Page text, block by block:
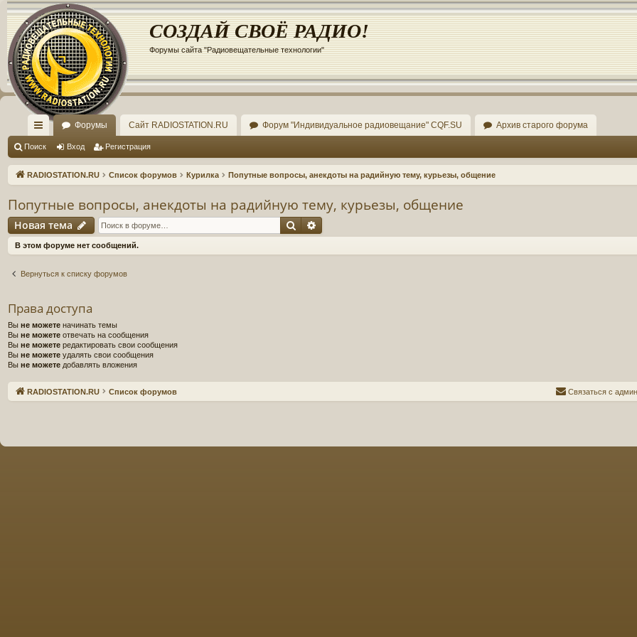
Регистрация
СОЗДАЙ СВОЁ РАДИО!
Форумы сайта "Радиовещательные технологии"
с
ы
и
Форумы Сайт RADIOSTATION.RU Форум "Индивидуальное радиовещание" CQF.SU Архив старого форума
Поиск Вход Регистрация
RADIOSTATION.RU Список форумов Курилка Попутные вопросы, анекдоты на радийную тему, курьезы, общение
Попутные вопросы, анекдоты на радийную тему, курьезы, общение
Новая тема
Новая тема Поиск
В этом форуме нет сообщений.
Вернуться к списку форумов
Права доступа
Вы не можете начинать темы
Вы не можете отвечать на сообщения
Вы не можете редактировать свои сообщения
Вы не можете удалять свои сообщения
Вы не можете добавлять вложения
RADIOSTATION.RU Список форумов
Связаться с
Связаться с админ